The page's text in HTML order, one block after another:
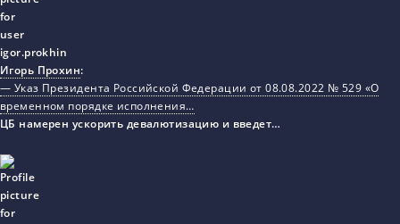
Игорь Прохин:
— Указ Президента Российской Федерации от 08.08.2022 № 529 «О
временном порядке исполнения…
ЦБ намерен ускорить девалютизацию и введет…